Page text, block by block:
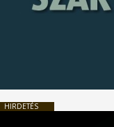
HIRDETÉS